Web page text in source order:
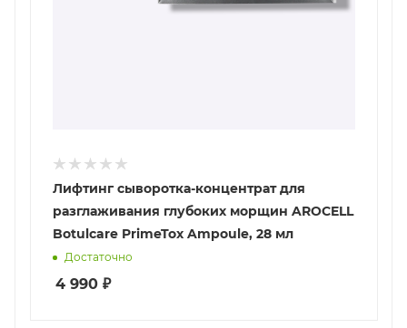
Лифтинг сыворотка-концентрат для
разглаживания глубоких морщин AROCELL
Botulcare PrimeTox Ampoule, 28 мл
Достаточно
4 990 ₽